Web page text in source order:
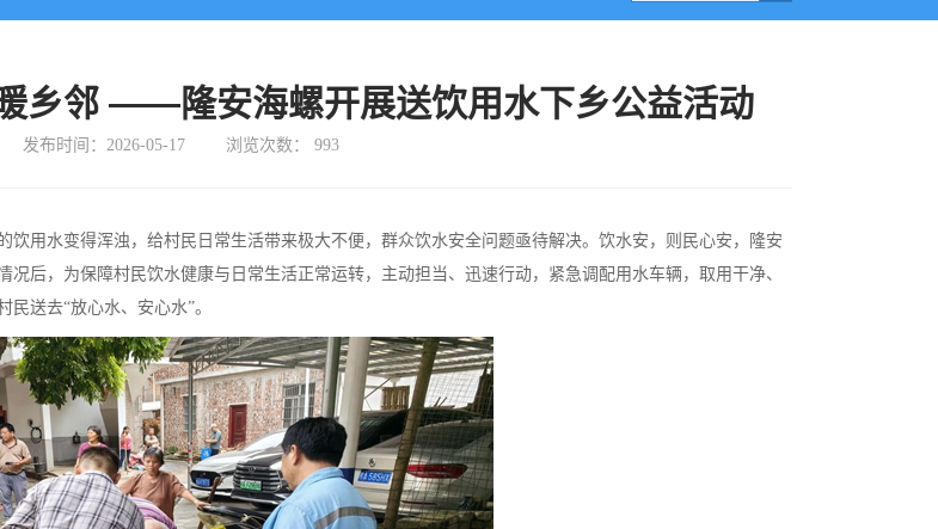
乡邻 ——隆安海螺开展送饮用水下乡公益活动
发布时间：2026-05-17 浏览次数： 993
用水变得浑浊，给村民日常生活带来极大不便，群众饮水安全问题亟待解决。 饮水安，则民心安，隆安
后，为保障村民饮水健康与日常生活正常运转，主动担当、迅速行动，紧急调配用水车辆，取用干净、
送去“放心水、安心水”。